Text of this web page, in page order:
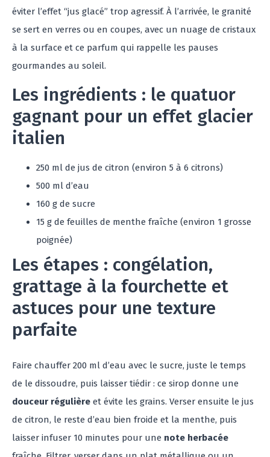
éviter l’effet “jus glacé” trop agressif. À l’arrivée, le granité
se sert en verres ou en coupes, avec un nuage de cristaux
à la surface et ce parfum qui rappelle les pauses
gourmandes au soleil.
Les ingrédients : le quatuor
gagnant pour un effet glacier
italien
250 ml de jus de citron (environ 5 à 6 citrons)
500 ml d’eau
160 g de sucre
15 g de feuilles de menthe fraîche (environ 1 grosse
poignée)
Les étapes : congélation,
grattage à la fourchette et
astuces pour une texture
parfaite
Faire chauffer 200 ml d’eau avec le sucre, juste le temps
de le dissoudre, puis laisser tiédir : ce sirop donne une
douceur régulière et évite les grains. Verser ensuite le jus
de citron, le reste d’eau bien froide et la menthe, puis
laisser infuser 10 minutes pour une note herbacée